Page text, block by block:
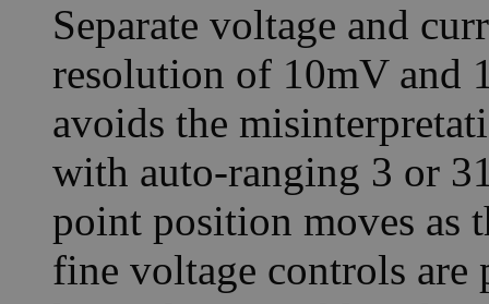
Separate voltage and
resolution of 10mV and
avoids the
with auto-ranging 3 or
point position moves as
fine voltage controls